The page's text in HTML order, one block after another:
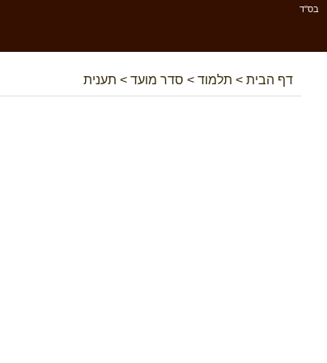
בס''ד
דף הבית > תלמוד > סדר מועד > תענית